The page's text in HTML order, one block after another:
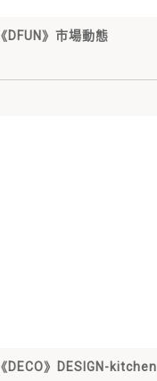
《DFUN》市場動態
《DECO》DESIGN-kitchen